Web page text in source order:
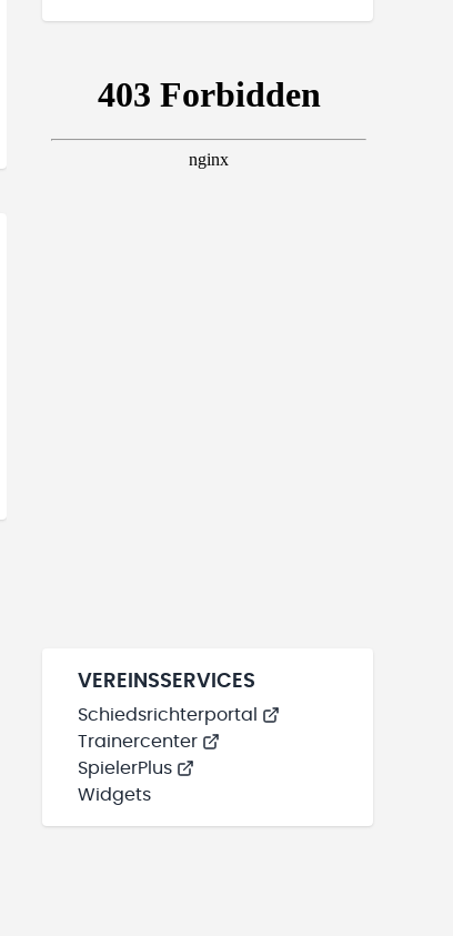
VEREINSSERVICES
Schiedsrichterportal
Trainercenter
SpielerPlus
Widgets